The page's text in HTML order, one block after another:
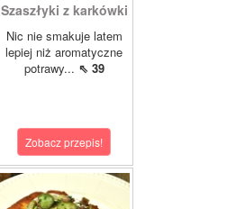
Szaszłyki z karkówki
Nic nie smakuje latem
lepiej niż aromatyczne
potrawy... ⇖ 39
Zobacz przepis!